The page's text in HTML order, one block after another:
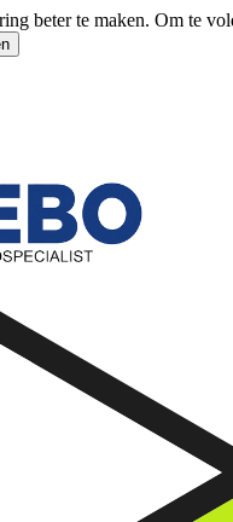
beter te maken. Om te